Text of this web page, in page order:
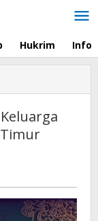
Hukrim Info
Timur